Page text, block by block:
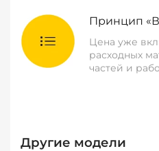
Принцип
Цена уже
расходных
частей и
Другие модели